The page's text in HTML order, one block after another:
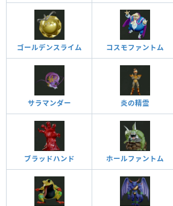
ゴールデンスライム コスモファントム
サラマンダー 炎の精霊
ブラッドハンド ホールファントム